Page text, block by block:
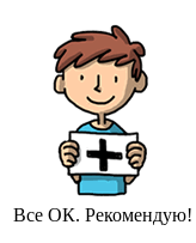
Все ОК. Рекомендую!